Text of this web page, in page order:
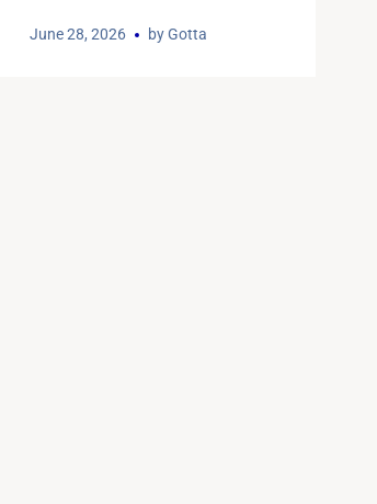
MARABOUT
June 28, 2026 byGotta